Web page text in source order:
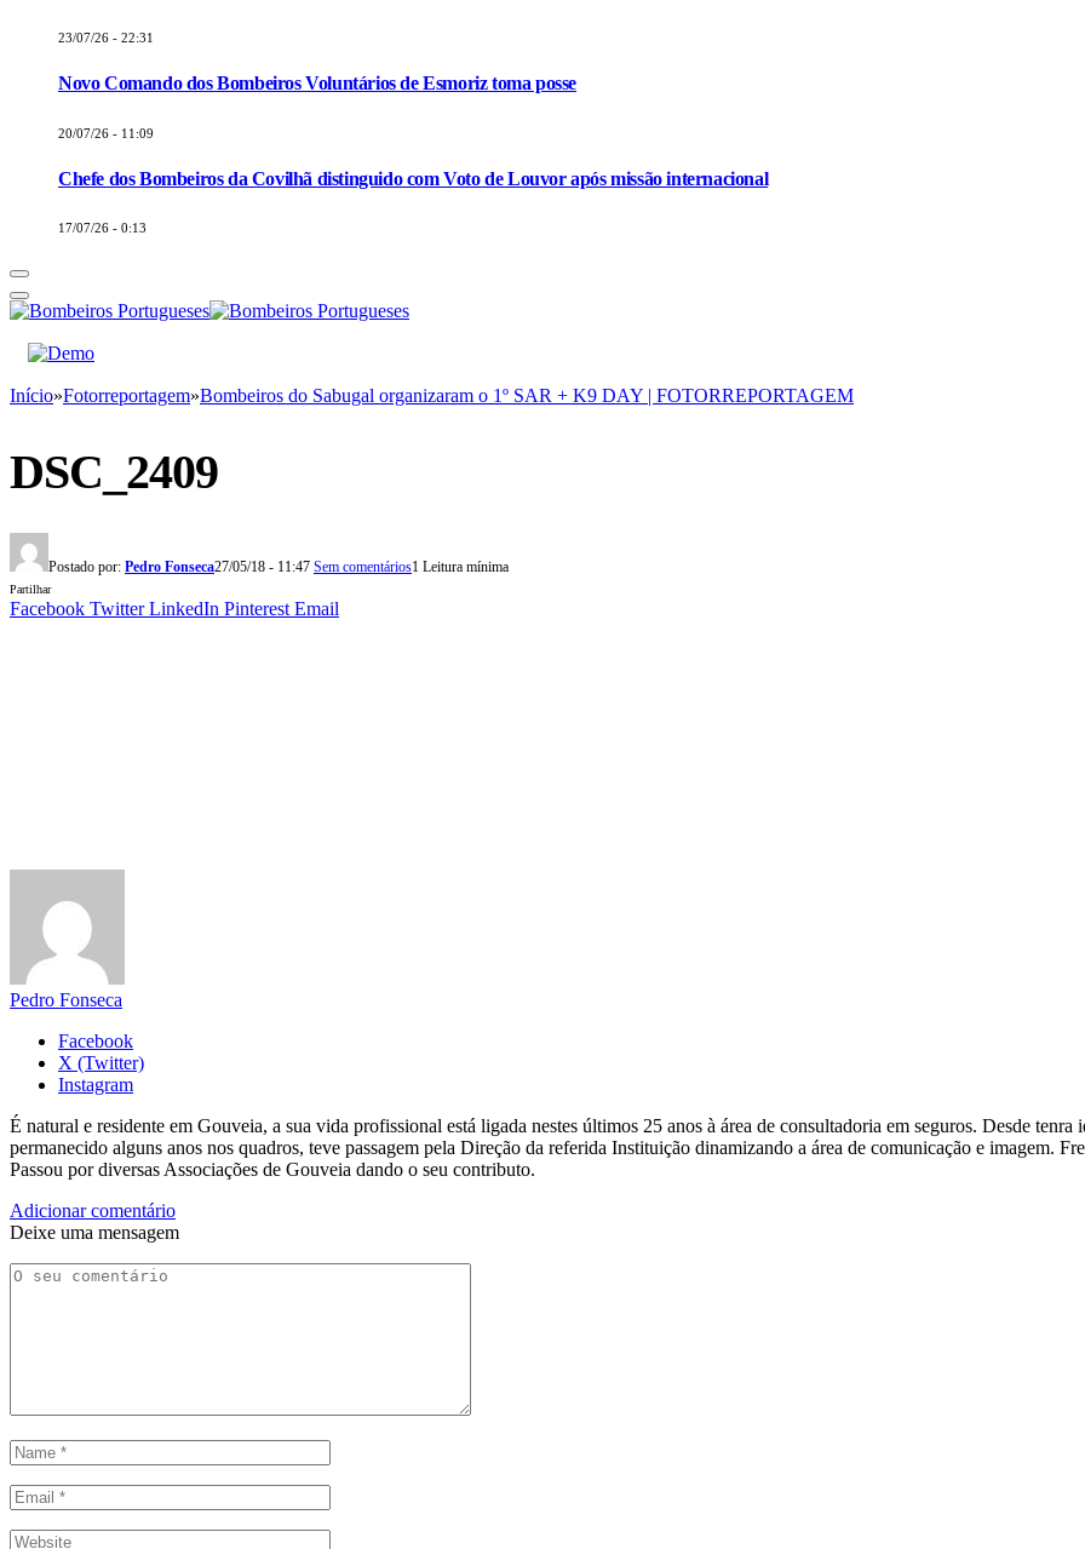
23/07/26 - 22:31
Novo Comando dos Bombeiros Voluntários de Esmoriz toma posse
20/07/26 - 11:09
Chefe dos Bombeiros da Covilhã distinguido com Voto de Louvor após missão internacional
17/07/26 - 0:13
Início»Fotorreportagem»Bombeiros do Sabugal organizaram o 1º SAR + K9 DAY | FOTORREPORTAGEM
DSC_2409
Postado por: Pedro Fonseca27/05/18 - 11:47 Sem comentários1 Leitura mínima
Partilhar
Facebook Twitter LinkedIn Pinterest Email
Pedro Fonseca
Facebook
X (Twitter)
Instagram
É natural e residente em Gouveia, a sua vida profissional está ligada nestes últimos 25 anos à área de consultadoria em seguros. Desde
permanecido alguns anos nos quadros, teve passagem pela Direção da referida Instituição dinamizando a área de comunicação e imagem.
Passou por diversas Associações de Gouveia dando o seu contributo.
Adicionar comentário
Deixe uma mensagem